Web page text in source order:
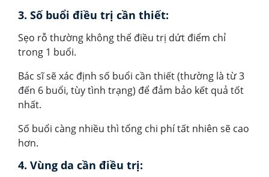
3. Số buổi điều trị cần thiết:
Sẹo rỗ thường không thể điều trị dứt điểm chỉ
trong 1 buổi.
Bác sĩ sẽ xác định số buổi cần thiết (thường là từ 3
đến 6 buổi, tùy tình trạng) để đảm bảo kết quả tốt
nhất.
Số buổi càng nhiều thì tổng chi phí tất nhiên sẽ cao
hơn.
4. Vùng da cần điều trị: